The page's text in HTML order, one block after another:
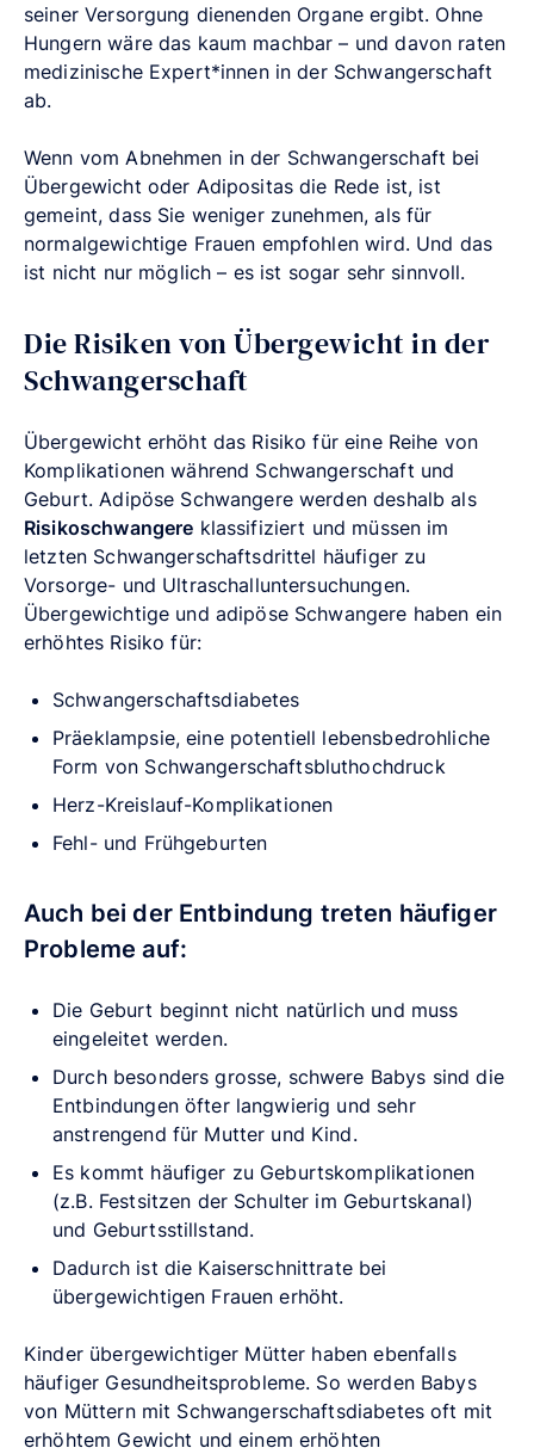
seiner Versorgung dienenden Organe ergibt. Ohne
Hungern wäre das kaum machbar – und davon raten
medizinische Expert*innen in der Schwangerschaft
ab.
Wenn vom Abnehmen in der Schwangerschaft bei
Übergewicht oder Adipositas die Rede ist, ist
gemeint, dass Sie weniger zunehmen, als für
normalgewichtige Frauen empfohlen wird. Und das
ist nicht nur möglich – es ist sogar sehr sinnvoll.
Die Risiken von Übergewicht in der
Schwangerschaft
Übergewicht erhöht das Risiko für eine Reihe von
Komplikationen während Schwangerschaft und
Geburt. Adipöse Schwangere werden deshalb als
Risikoschwangere klassifiziert und müssen im
letzten Schwangerschaftsdrittel häufiger zu
Vorsorge- und Ultraschalluntersuchungen.
Übergewichtige und adipöse Schwangere haben ein
erhöhtes Risiko für:
Schwangerschaftsdiabetes
Präeklampsie, eine potentiell lebensbedrohliche
Form von Schwangerschaftsbluthochdruck
Herz-Kreislauf-Komplikationen
Fehl- und Frühgeburten
Auch bei der Entbindung treten häufiger
Probleme auf:
Die Geburt beginnt nicht natürlich und muss
eingeleitet werden.
Durch besonders grosse, schwere Babys sind die
Entbindungen öfter langwierig und sehr
anstrengend für Mutter und Kind.
Es kommt häufiger zu Geburtskomplikationen
(z.B. Festsitzen der Schulter im Geburtskanal)
und Geburtsstillstand.
Dadurch ist die Kaiserschnittrate bei
übergewichtigen Frauen erhöht.
Kinder übergewichtiger Mütter haben ebenfalls
häufiger Gesundheitsprobleme. So werden Babys
von Müttern mit Schwangerschaftsdiabetes oft mit
erhöhtem Gewicht und einem erhöhten